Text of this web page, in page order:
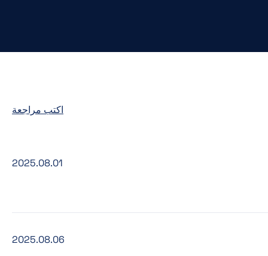
اكتب مراجعة
2025.08.01
2025.08.06